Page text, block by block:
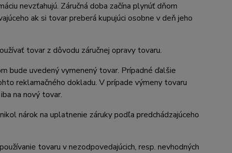
nevzťahujú. Záručná doba začína plynúť dňom
ak si tovar preberá kupujúci osobne v deň jeho
tovar z dôvodu záručnej opravy tovaru.
bude uvedený vymenený tovar. Prípadné ďalšie
reklamačného dokladu. V prípade výmeny tovaru
na nový tovar.
nárok na uplatnenie záruky podľa predchádzajúceho
tovaru v nezodpovedajúcich, resp. nevhodných